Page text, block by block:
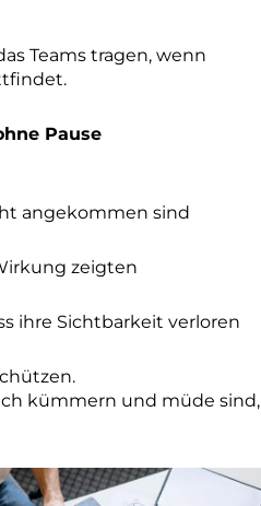
Teams tragen, wenn
Pause
angekommen sind
zeigten
ihre Sichtbarkeit verloren
kümmern und müde sind,